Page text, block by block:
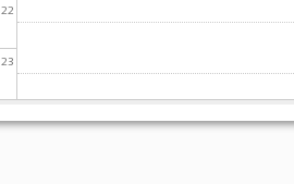
22
23